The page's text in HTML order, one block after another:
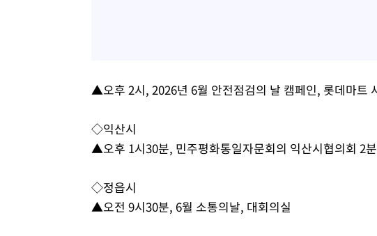
▲오후 2시, 2026년 6월 안전점검의 날 캠페인, 롯데마트
◇익산시
▲오후 1시30분, 민주평화통일자문회의 익산시협의회 2
◇정읍시
▲오전 9시30분, 6월 소통의날, 대회의실